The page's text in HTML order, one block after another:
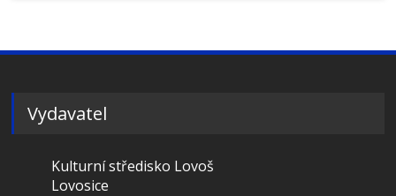
Vydavatel
Kulturní středisko Lovoš
Lovosice